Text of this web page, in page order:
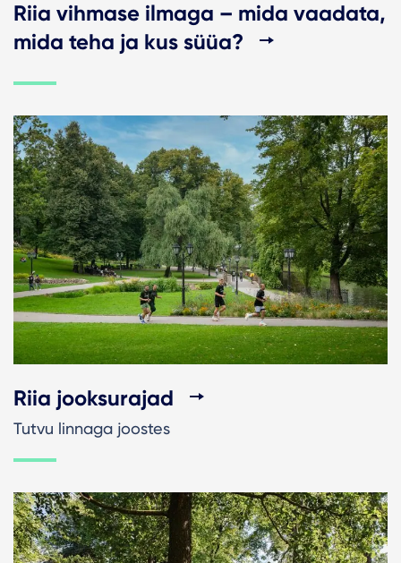
Riia vihmase ilmaga – mida vaadata,
mida teha ja kus süüa?
Riia jooksurajad
Tutvu linnaga joostes